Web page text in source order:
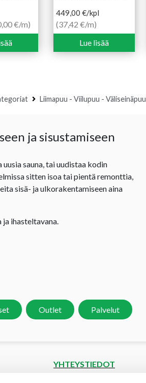
€/m)
449,00 €/kpl
(37,42 €/m)
Lue lisää
Liimapuu - Viilupuu - Väliseinäpuu
ja sisustamiseen
sauna, tai uudistaa kodin
sitten isoa tai pientä remonttia,
sisä- ja ulkorakentamiseen aina
ihasteltavana.
Outlet Palvelut
YHTEYSTIEDOT